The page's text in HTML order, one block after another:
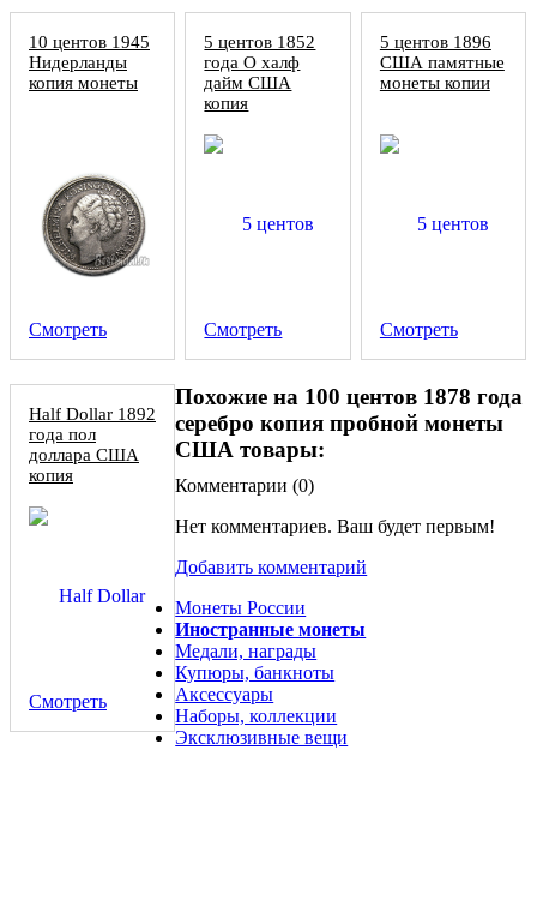
10 центов 1945
Нидерланды
копия монеты
Смотреть
5 центов 1852
года О халф
дайм США
копия
Смотреть
5 центов 1896
США памятные
монеты копии
Смотреть
Half Dollar 1892
года пол
доллара США
копия
монеты
Смотреть
Похожие на 100 центов 1878 года
серебро копия пробной монеты
США товары:
Комментарии (0)
Нет комментариев. Ваш будет первым!
Добавить комментарий
Монеты России
Иностранные монеты
Медали, награды
Купюры, банкноты
Аксессуары
Наборы, коллекции
Эксклюзивные вещи